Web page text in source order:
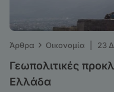
Άρθρα › Οικονομία 23
Γεωπολιτικές
Ελλάδα